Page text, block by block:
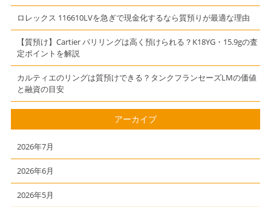
ロレックス 116610LVを急ぎで現金化するなら質預りが最適な理由
【質預け】Cartier パリリングは高く預けられる？K18YG・15.9gの査
定ポイントを解説
カルティエのリングは質預けできる？タンクフランセーズLMの価値
と融資の目安
アーカイブ
2026年7月
2026年6月
2026年5月